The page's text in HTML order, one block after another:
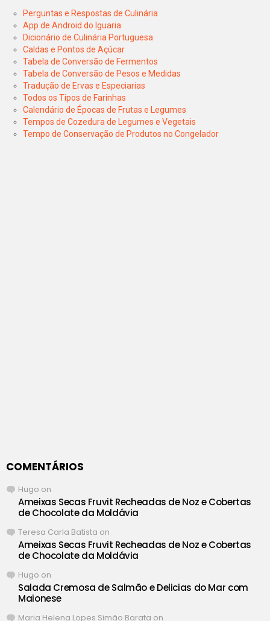
Perguntas e Respostas de Culinária
App de Android do Iguaria
Dicionário de Culinária Portuguesa
Caldas e Pontos de Açúcar
Tabela de Conversão de Fermentos
Tabela de Conversão de Pesos e Medidas
Tradução de Ervas e Especiarias
Todos os Tipos de Farinhas
Calendário de Épocas de Frutas e Legumes
Tempos de Cozedura de Legumes e Vegetais
Tempo de Conservação de Produtos no Congelador
COMENTÁRIOS
Hugo on
Ameixas Secas Fruvit Recheadas de Noz e Cobertas
de Chocolate da Moldávia
Teresa Carla Batista on
Ameixas Secas Fruvit Recheadas de Noz e Cobertas
de Chocolate da Moldávia
Hugo on
Salada Cremosa de Salmão e Delicias do Mar com
Maionese
Maria Helena Lopes Simão Barata on